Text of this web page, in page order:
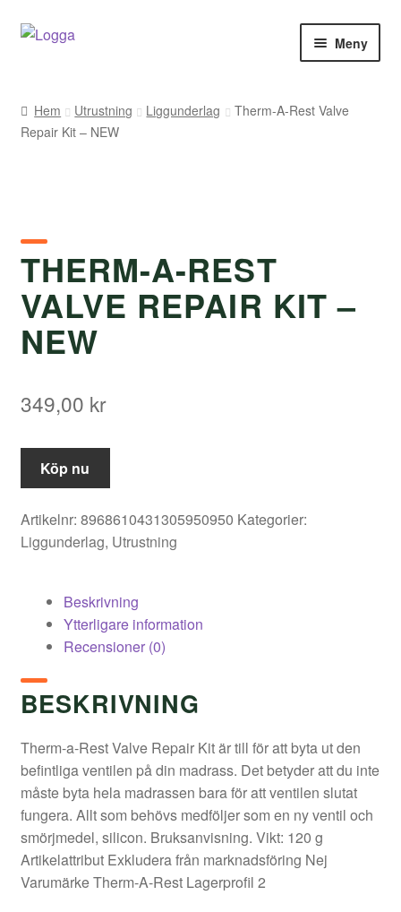
Hoppa
Hoppa
Meny
Kontakt
Varumärken
Väljare
Hem Utrustning Liggunderlag
Therm-A-Rest Valve
Repair Kit – NEW
THERM-A-REST
VALVE REPAIR KIT –
NEW
349,00 kr
Köp nu
Artikelnr: 8968610431305950950 Kategorier:
Liggunderlag, Utrustning
Beskrivning
Ytterligare information
Recensioner (0)
BESKRIVNING
Therm-a-Rest Valve Repair Kit är till för att byta ut den
befintliga ventilen på din madrass. Det betyder att du inte
måste byta hela madrassen bara för att ventilen slutat
fungera. Allt som behövs medföljer som en ny ventil och
smörjmedel, silicon. Bruksanvisning. Vikt: 120 g
Artikelattribut Exkludera från marknadsföring Nej
Varumärke Therm-A-Rest Lagerprofil 2